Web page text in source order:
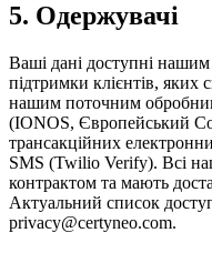
5. Одержувачі
Ваші дані доступні
підтримки клієнтів, яких
нашим поточним
(IONOS, Європейський
трансакційних
SMS (Twilio Verify). Всі
контрактом та мають
Актуальний список
privacy@certyneo.com.